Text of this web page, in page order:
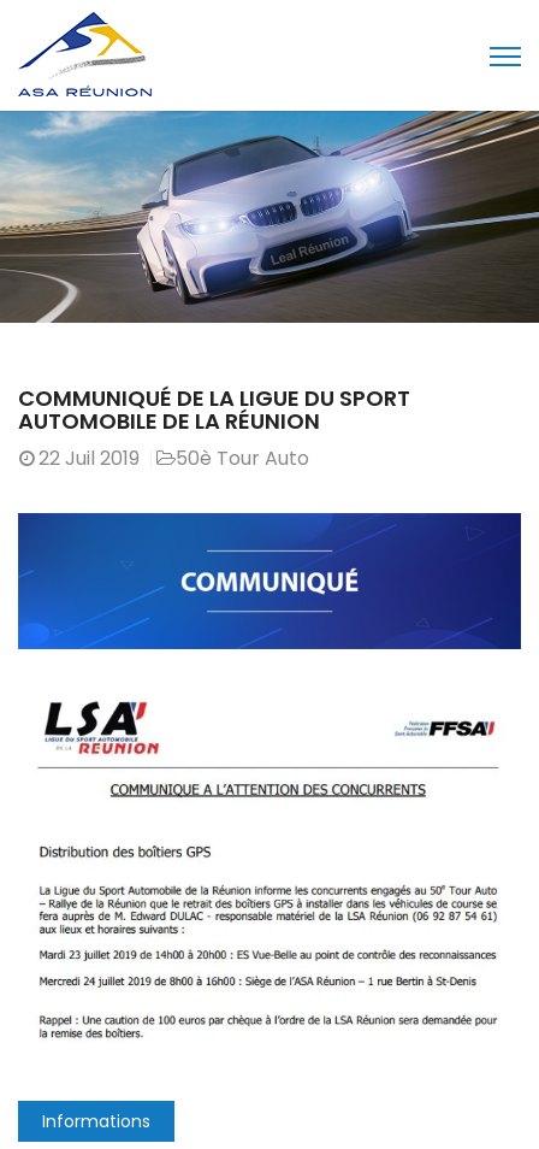
COMMUNIQUÉ DE LA LIGUE DU SPORT
AUTOMOBILE DE LA RÉUNION
22Juil 2019 50è Tour Auto
Informations